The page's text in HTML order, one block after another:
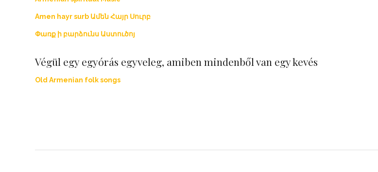
Amen hayr surb Ամեն Հայր Սուրբ
Փառք ի բարձունս Աստուծոյ
Végül egy egyórás egyveleg, amiben mindenből van egy kevés
Old Armenian folk songs